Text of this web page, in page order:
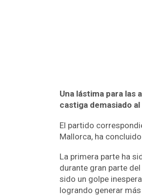
Una lástima para las
castiga demasiado
El partido
Mallorca, ha
La primera parte ha
durante gran parte
sido un golpe
logrando generar